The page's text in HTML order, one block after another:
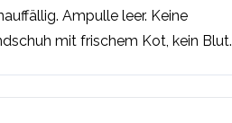
Ampulle leer. Keine
mit frischem Kot, kein Blut.